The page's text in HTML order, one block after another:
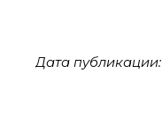
Дата публикации: